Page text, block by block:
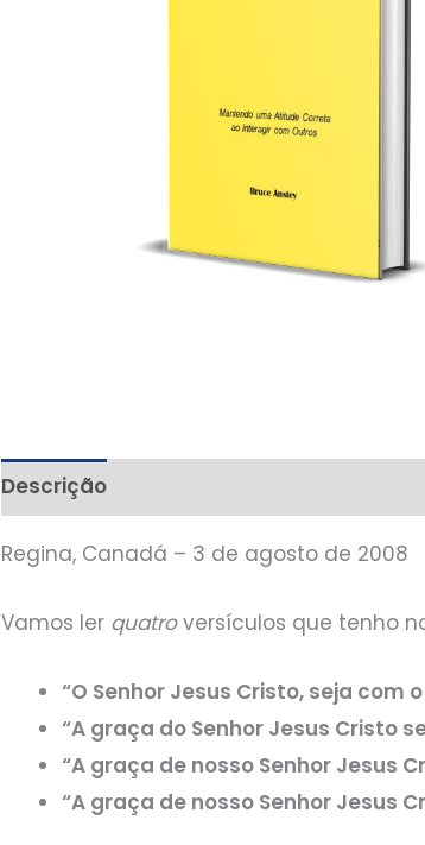
Descrição
Regina, Canadá – 3 de agosto de 2008
Vamos ler quatroversículos que tenho
“O Senhor Jesus Cristo, seja com
“A graça do Senhor Jesus Cristo
“A graça de nosso Senhor Jesus
“A graça de nosso Senhor Jesus